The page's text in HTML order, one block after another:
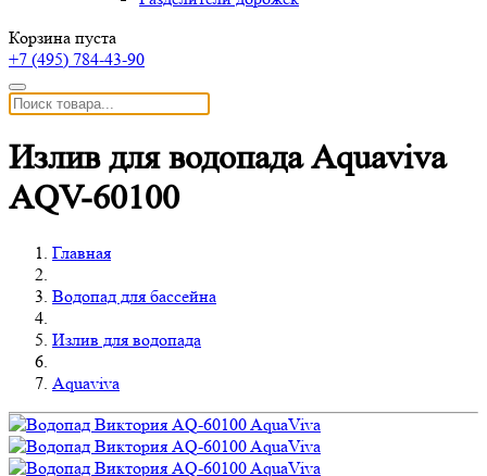
Корзина пуста
+7 (495) 784-43-90
Излив для водопада Aquaviva
AQV-60100
Главная
Водопад для бассейна
Излив для водопада
Aquaviva